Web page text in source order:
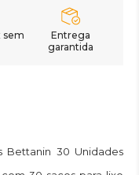
sem
Entrega
garantida
Bettanin 30 Unidades